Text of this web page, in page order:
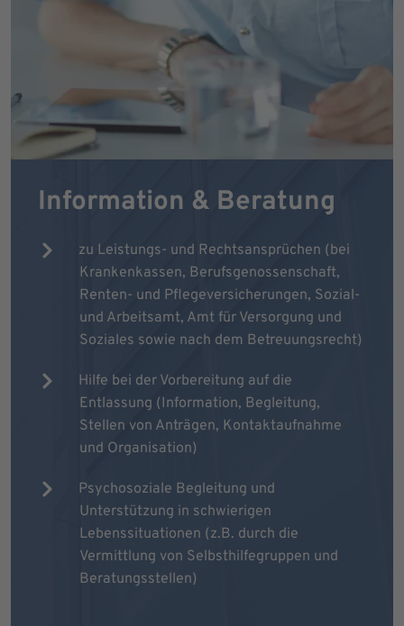
Information & Beratung
zu Leistungs- und Rechtsansprüchen (bei
Krankenkassen, Berufsgenossenschaft,
Renten- und Pflegeversicherungen, Sozial-
und Arbeitsamt, Amt für Versorgung und
Soziales sowie nach dem Betreuungsrecht)
Hilfe bei der Vorbereitung auf die
Entlassung (Information, Begleitung,
Stellen von Anträgen, Kontaktaufnahme
und Organisation)
Psychosoziale Begleitung und
Unterstützung in schwierigen
Lebenssituationen (z.B. durch die
Vermittlung von Selbsthilfegruppen und
Beratungsstellen)